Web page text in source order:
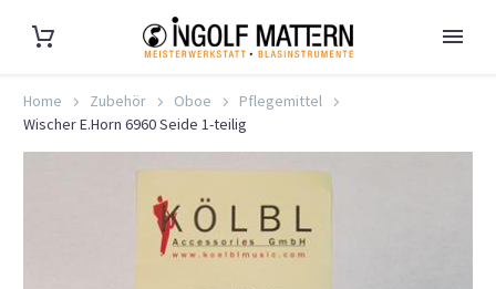
Home Zubehör Oboe
Pflegemittel
Wischer E.Horn 6960 Seide 1-teilig